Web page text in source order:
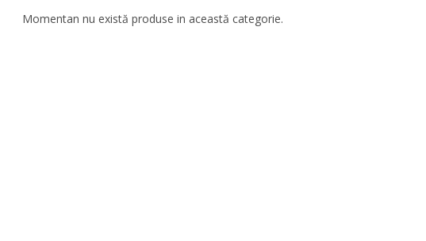
Momentan nu există produse in această categorie.